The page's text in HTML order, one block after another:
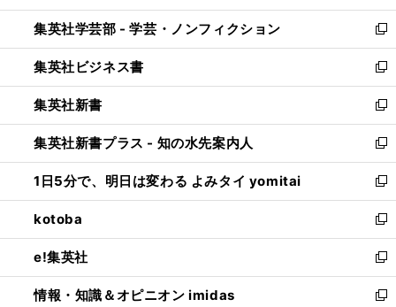
開
く
ウ
で
開
く
ン
ド
ウ
で
開
く
ウ
ィ
ン
ド
ウ
で
開
く
集英社学芸部 - 学芸・ノンフィクション
新
し
い
ウ
ィ
ン
ド
ウ
で
開
く
集英社ビジネス書
新
し
い
ウ
ィ
ン
ド
ウ
で
開
く
集英社新書
新
し
い
ウ
ィ
ン
ド
ウ
で
開
く
集英社新書プラス - 知の水先案内人
新
し
い
ウ
ィ
ン
ド
ウ
で
1日5分で、明日は変わる よみタイ yomitai
新
し
い
ウ
ィ
ン
ド
kotoba
新
し
い
ウ
ィ
e!集英社
新
し
い
情報・知識＆オピニオン imidas
新